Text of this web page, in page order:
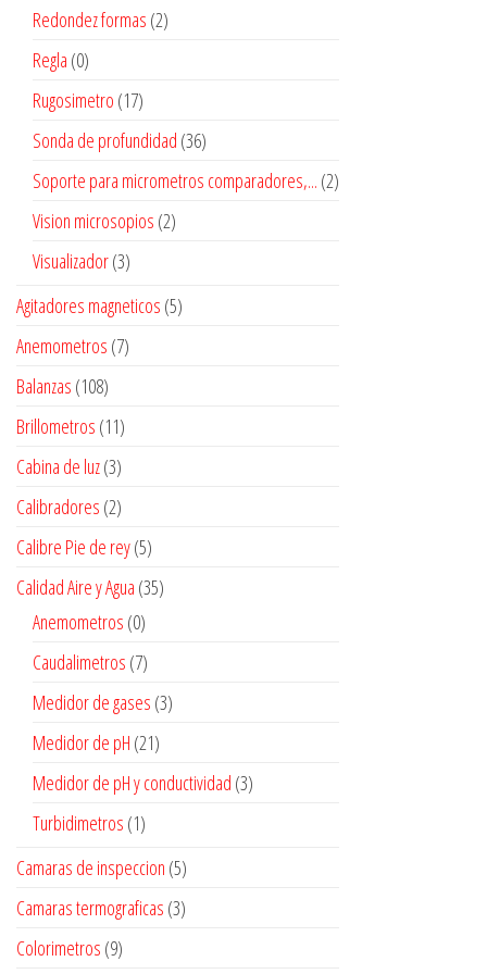
Redondez formas (2)
Regla (0)
Rugosimetro (17)
Sonda de profundidad (36)
Soporte para micrometros comparadores,... (2)
Vision microsopios (2)
Visualizador(3)
Agitadores magneticos (5)
Anemometros (7)
Balanzas (108)
Brillometros (11)
Cabina de luz(3)
Calibradores (2)
Calibre Pie de rey(5)
Calidad Aire y Agua (35)
Anemometros (0)
Caudalimetros (7)
Medidor de gases (3)
Medidor de pH (21)
Medidor de pH y conductividad (3)
Turbidimetros (1)
Camaras de inspeccion (5)
Camaras termograficas (3)
Colorimetros (9)